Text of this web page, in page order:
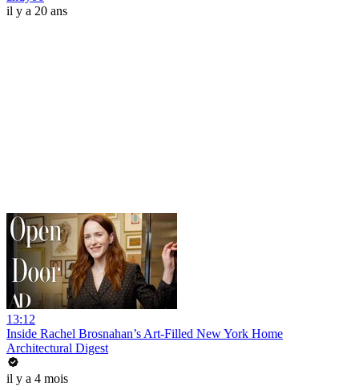
il y a 20 ans
13:12
Inside Rachel Brosnahan’s Art-Filled New York Home
Architectural Digest
il y a 4 mois